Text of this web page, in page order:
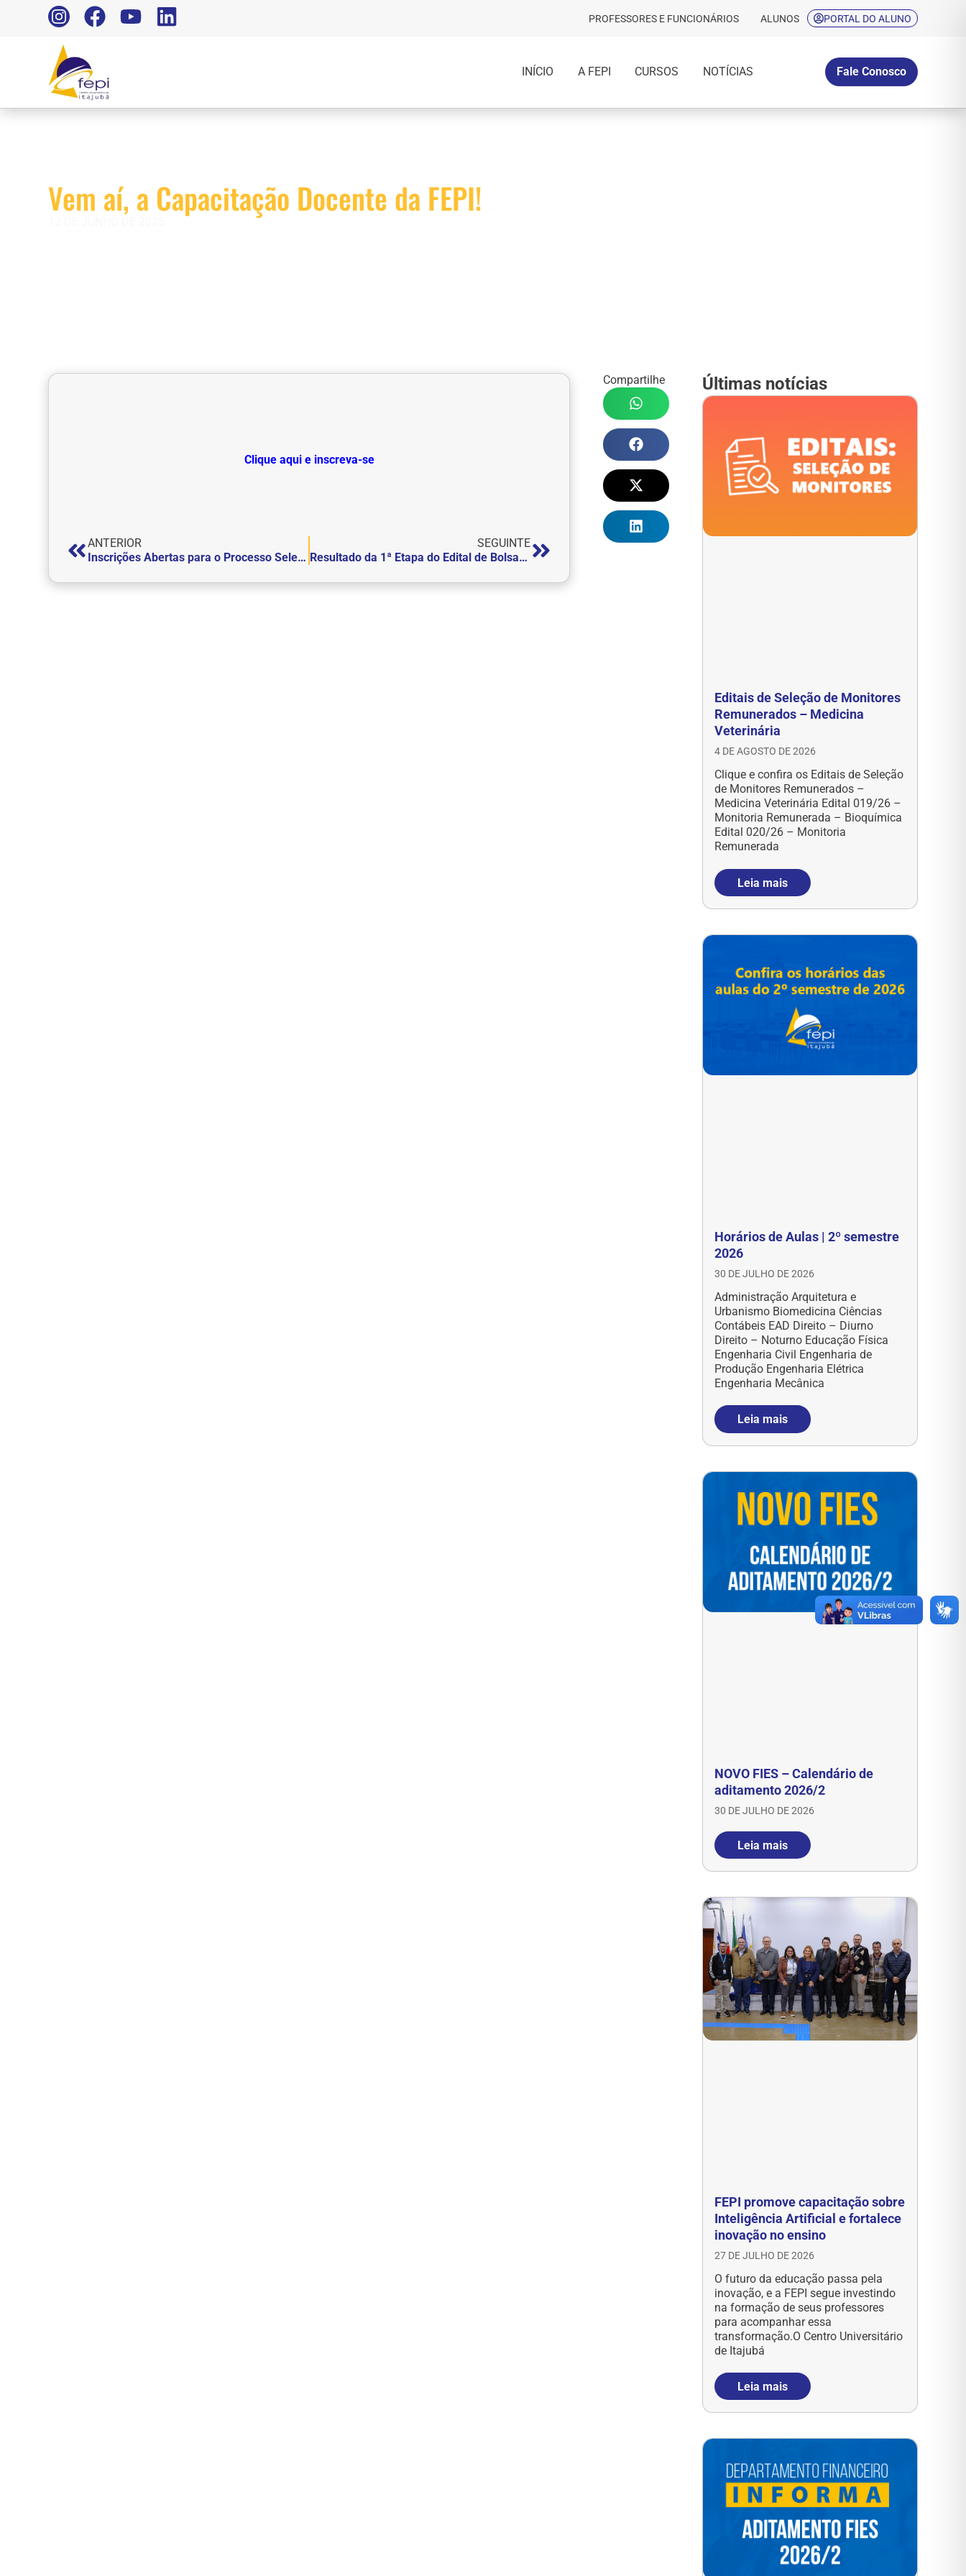
PROFESSORES E FUNCIONÁRIOS ALUNOS PORTAL DO ALUNO
INÍCIO A FEPI CURSOS NOTÍCIAS Fale Conosco
Vem aí, a Capacitação Docente da FEPI!
Clique aqui e inscreva-se
ANTERIOR
Inscrições Abertas para o Processo Seletivo de Inverno 2025
SEGUINTE
Resultado da 1ª Etapa do Edital de Bolsas de Estudo Integrais
Compartilhe Últimas notícias
Editais de Seleção de Monitores
Remunerados – Medicina
Veterinária
4 DE AGOSTO DE 2026
Clique e confira os Editais de Seleção
de Monitores Remunerados –
Medicina Veterinária Edital 019/26 –
Monitoria Remunerada – Bioquímica
Edital 020/26 – Monitoria
Remunerada
Leia mais
Horários de Aulas | 2º semestre
2026
30 DE JULHO DE 2026
Administração Arquitetura e
Urbanismo Biomedicina Ciências
Contábeis EAD Direito – Diurno
Direito – Noturno Educação Física
Engenharia Civil Engenharia de
Produção Engenharia Elétrica
Engenharia Mecânica
Leia mais
NOVO FIES – Calendário de
aditamento 2026/2
30 DE JULHO DE 2026
Leia mais
FEPI promove capacitação sobre
Inteligência Artificial e fortalece
inovação no ensino
27 DE JULHO DE 2026
O futuro da educação passa pela
inovação, e a FEPI segue investindo
na formação de seus professores
para acompanhar essa
transformação.O Centro Universitário
de Itajubá
Leia mais